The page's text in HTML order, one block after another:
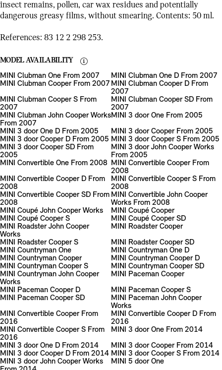
insect remains, pollen, car wax residues and potentially
dangerous greasy films, without smearing. Contents: 50 ml.
References: 83 12 2 298 253.
MODEL AVAILABILITY
MINI Clubman One From 2007
MINI Clubman One D From 2007
MINI Clubman Cooper From 2007 MINI Clubman Cooper D From
2007
MINI Clubman Cooper S From
2007
MINI Clubman Cooper SD From
2007
MINI Clubman John Cooper Works
From 2007
MINI 3 door One From 2005
MINI 3 door One D From 2005
MINI 3 door Cooper From 2005
MINI 3 door Cooper D From 2005 MINI 3 door Cooper S From 2005
MINI 3 door Cooper SD From
2005
MINI 3 door John Cooper Works
From 2005
MINI Convertible One From 2008 MINI Convertible Cooper From
2008
MINI Convertible Cooper D From
2008
MINI Convertible Cooper S From
2008
MINI Convertible Cooper SD From
2008
MINI Convertible John Cooper
Works From 2008
MINI Coupé John Cooper Works
MINI Coupé Cooper
MINI Coupé Cooper S
MINI Coupé Cooper SD
MINI Roadster John Cooper
Works
MINI Roadster Cooper
MINI Roadster Cooper S
MINI Roadster Cooper SD
MINI Countryman One
MINI Countryman One D
MINI Countryman Cooper
MINI Countryman Cooper D
MINI Countryman Cooper S
MINI Countryman Cooper SD
MINI Countryman John Cooper
Works
MINI Paceman Cooper
MINI Paceman Cooper D
MINI Paceman Cooper S
MINI Paceman Cooper SD
MINI Paceman John Cooper
Works
MINI Convertible Cooper From
2016
MINI Convertible Cooper D From
2016
MINI Convertible Cooper S From
2016
MINI 3 door One From 2014
MINI 3 door One D From 2014
MINI 3 door Cooper From 2014
MINI 3 door Cooper D From 2014 MINI 3 door Cooper S From 2014
MINI 3 door John Cooper Works
MINI 5 door One